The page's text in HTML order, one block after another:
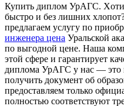
Купить диплoм УрAГС.
быстро и без лишних
предлагаем услугу по
инженера цена Уральской
по выгодной цене. Наша
этой сфере и гарантирует
диплома УрАГС у нас — это
получить документ об
предоставляем только
полностью соответствуют